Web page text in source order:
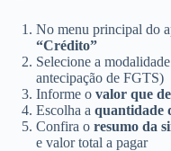
No menu principal do
“Crédito”
Selecione a
antecipação de FGTS)
Informe o valor que
Escolha a quantidade
Confira o resumo da
e valor total a pagar